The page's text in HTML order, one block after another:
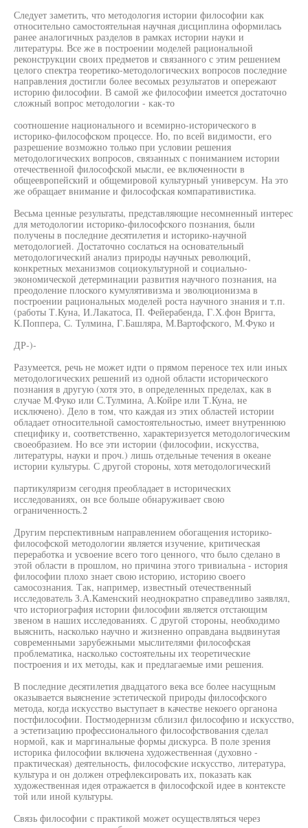
Следует заметить, что методология истории философии как
относительно самостоятельная научная дисциплина оформилась
ранее аналогичных разделов в рамках истории науки и
литературы. Все же в построении моделей рациональной
реконструкции своих предметов и связанного с этим решением
целого спектра теоретико-методологических вопросов последние
направления достигли более весомых результатов и опережают
историю философии. В самой же философии имеется достаточно
сложный вопрос методологии - как-то
соотношение национального и всемирно-исторического в
историко-философском процессе. Но, по всей видимости, его
разрешение возможно только при условии решения
методологических вопросов, связанных с пониманием истории
отечественной философской мысли, ее включенности в
общеевропейский и общемировой культурный универсум. На это
же обращает внимание и философская компаративистика.
Весьма ценные результаты, представляющие несомненный интерес
для методологии историко-философского познания, были
получены в последние десятилетия и историко-научной
методологией. Достаточно сослаться на основательный
методологический анализ природы научных революций,
конкретных механизмов социокультурной и социально-
экономической детерминации развития научного познания, на
преодоление плоского кумулятивизма и эволюционизма в
построении рациональных моделей роста научного знания и т.п.
(работы Т.Куна, И.Лакатоса, П. Фейерабенда, Г.Х.фон Вригта,
К.Поппера, С. Тулмина, Г.Башляра, М.Вартофского, М.Фуко и
ДР-)-
Разумеется, речь не может идти о прямом переносе тех или иных
методологических решений из одной области исторического
познания в другую (хотя это, в определенных пределах, как в
случае М.Фуко или С.Тулмина, А.Койре или Т.Куна, не
исключено). Дело в том, что каждая из этих областей истории
обладает относительной самостоятельностью, имеет внутреннюю
специфику и, соответственно, характеризуется методологическим
своеобразием. Но все эти истории (философии, искусства,
литературы, науки и проч.) лишь отдельные течения в океане
истории культуры. С другой стороны, хотя методологический
партикуляризм сегодня преобладает в исторических
исследованиях, он все больше обнаруживает свою
ограниченность.2
Другим перспективным направлением обогащения историко-
философской методологии является изучение, критическая
переработка и усвоение всего того ценного, что было сделано в
этой области в прошлом, но причина этого тривиальна - история
философии плохо знает свою историю, историю своего
самосознания. Так, например, известный отечественный
исследователь З.А.Каменский неоднократно справедливо заявлял,
что историография истории философии является отстающим
звеном в наших исследованиях. С другой стороны, необходимо
выяснить, насколько научно и жизненно оправдана выдвинутая
современными зарубежными мыслителями философская
проблематика, насколько состоятельны их теоретические
построения и их методы, как и предлагаемые ими решения.
В последние десятилетия двадцатого века все более насущным
оказывается выяснение эстетической природы философского
метода, когда искусство выступает в качестве некоего органона
постфилософии. Постмодернизм сблизил философию и искусство,
а эстетизацию профессионального философствования сделал
нормой, как и маргинальные формы дискурса. В поле зрения
историка философии включена художественная (духовно -
практическая) деятельность, философские искусство, литература,
культура и он должен отрефлексировать их, показать как
художественная идея отражается в философской идее в контексте
той или иной культуры.
Связь философии с практикой может осуществляться через